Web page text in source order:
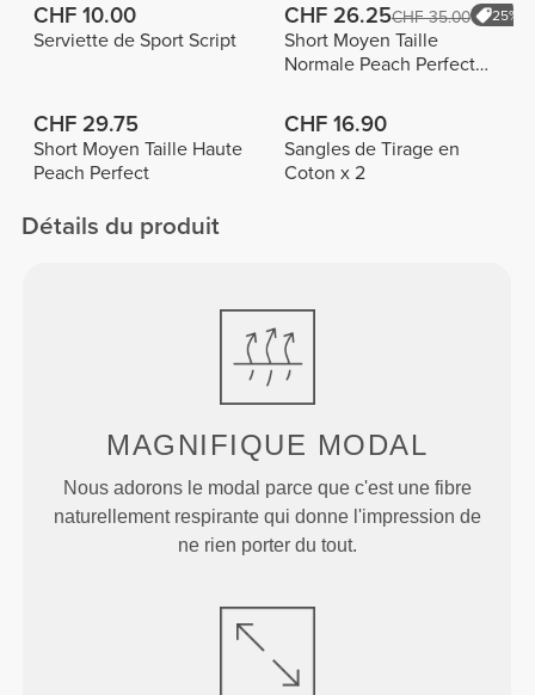
CHF 10.00
Serviette de Sport Script
CHF 26.25CHF 35.00 25%
Short Moyen Taille
Normale Peach Perfect
CHF 29.75
Short Moyen Taille Haute
Peach Perfect
CHF 16.90
Sangles de Tirage en
Coton x 2
Détails du produit
MAGNIFIQUE MODAL
Nous adorons le modal parce que c'est une fibre
naturellement respirante qui donne l'impression de
ne rien porter du tout.